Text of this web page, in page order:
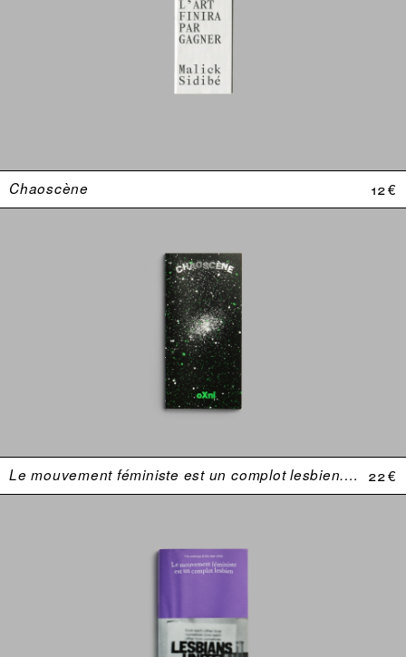
Chaoscène 12 €
Le mouvement féministe est un complot lesbien. Une anthologie (USA 1969–1974) 22 €